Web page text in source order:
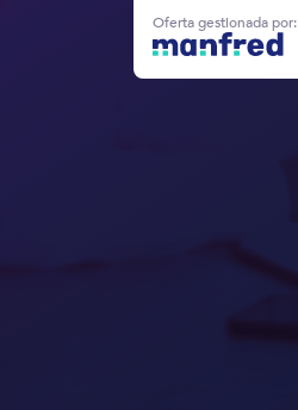
Oferta gestionada por: